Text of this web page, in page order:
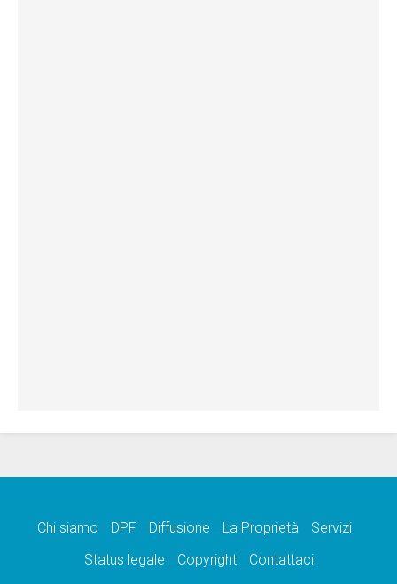
Chi siamo DPF Diffusione La Proprietà
Servizi
Status legale
Copyright Contattaci